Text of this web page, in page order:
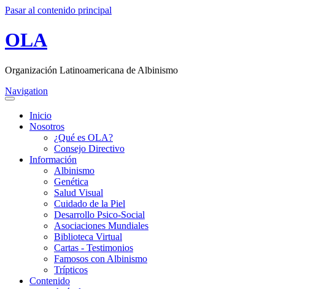
Pasar al contenido principal
OLA
Organización Latinoamericana de Albinismo
Navigation
Inicio
Nosotros
¿Qué es OLA?
Consejo Directivo
Información
Albinismo
Genética
Salud Visual
Cuidado de la Piel
Desarrollo Psico-Social
Asociaciones Mundiales
Biblioteca Virtual
Cartas - Testimonios
Famosos con Albinismo
Trípticos
Contenido